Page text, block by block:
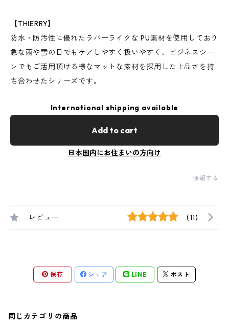
【THIERRY】
防水・防汚性に優れたラバーライクな PU素材を使用しており
急な雨や雪の日でもケアしやすく扱いやすく、ビジネスシー
ンでもご活用頂ける様なマットな素材を採用した上品さを持
ち合わせたシリーズです。
International shipping available
Add to cart
日本国内にお住まいの方向け
通報する
レビュー (11)
保存 シェア LINE ポスト
同じカテゴリの商品